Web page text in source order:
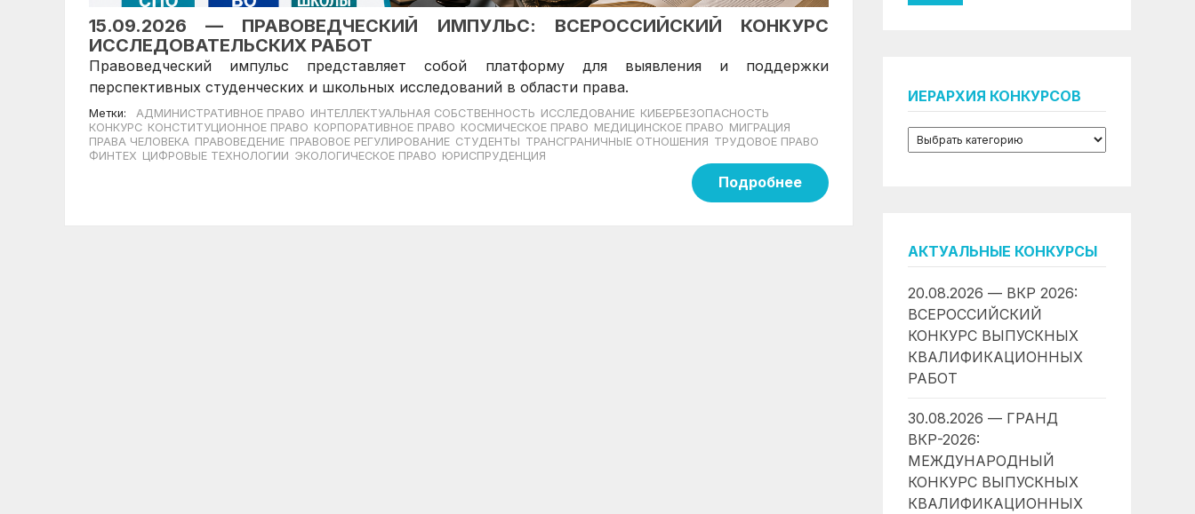
15.09.2026 — ПРАВОВЕДЧЕСКИЙ ИМПУЛЬС: ВСЕРОССИЙСКИЙ КОНКУРС
ИССЛЕДОВАТЕЛЬСКИХ РАБОТ
Правоведческий импульс представляет собой платформу для выявления и поддержки
перспективных студенческих и школьных исследований в области права.
Метки: АДМИНИСТРАТИВНОЕ ПРАВО ИНТЕЛЛЕКТУАЛЬНАЯ СОБСТВЕННОСТЬ ИССЛЕДОВАНИЕ КИБЕРБЕЗОПАСНОСТЬ
КОНКУРС КОНСТИТУЦИОННОЕ ПРАВО КОРПОРАТИВНОЕ ПРАВО КОСМИЧЕСКОЕ ПРАВО МЕДИЦИНСКОЕ ПРАВО МИГРАЦИЯ
ПРАВА ЧЕЛОВЕКА ПРАВОВЕДЕНИЕ ПРАВОВОЕ РЕГУЛИРОВАНИЕ СТУДЕНТЫ ТРАНСГРАНИЧНЫЕ ОТНОШЕНИЯ ТРУДОВОЕ ПРАВО
ФИНТЕХ ЦИФРОВЫЕ ТЕХНОЛОГИИ ЭКОЛОГИЧЕСКОЕ ПРАВО ЮРИСПРУДЕНЦИЯ
Подробнее
ИЕРАРХИЯ КОНКУРСОВ
АКТУАЛЬНЫЕ КОНКУРСЫ
20.08.2026 — ВКР 2026:
ВСЕРОССИЙСКИЙ
КОНКУРС ВЫПУСКНЫХ
КВАЛИФИКАЦИОННЫХ
РАБОТ
30.08.2026 — ГРАНД
ВКР-2026:
МЕЖДУНАРОДНЫЙ
КОНКУРС ВЫПУСКНЫХ
КВАЛИФИКАЦИОННЫХ